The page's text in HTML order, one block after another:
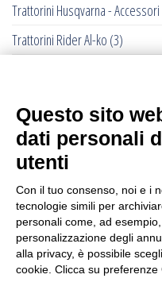
Trattorini Husqvarna - Accessori
Trattorini Rider Al-ko (3)
Trattorini Rider Husqvarna -
Trinciasarmenti
Trinciatutto Trattorino(7)
Troncarami manuali (3)
Troncatrici a catena diamanta (0)
Troncatrici Manuali Elettriche(2)
Questo sito
dati personali
utenti
Con il tuo consenso, noi e i
tecnologie simili per
personali come, ad
personalizzazione degli
alla privacy, è possibile
cookie. Clicca su preferenze